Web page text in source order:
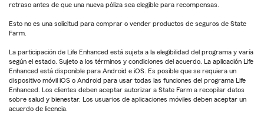
retraso antes de que una nueva póliza sea elegible para recompensas.
Esto no es una solicitud para comprar o vender productos de seguros de State
Farm.
La participación de Life Enhanced está sujeta a la elegibilidad del programa y varía
según el estado. Sujeto a los términos y condiciones del acuerdo. La aplicación Life
Enhanced está disponible para Android e iOS. Es posible que se requiera un
dispositivo móvil iOS o Android para usar todas las funciones del programa Life
Enhanced. Los clientes deben aceptar autorizar a State Farm a recopilar datos
sobre salud y bienestar. Los usuarios de aplicaciones móviles deben aceptar un
acuerdo de licencia.